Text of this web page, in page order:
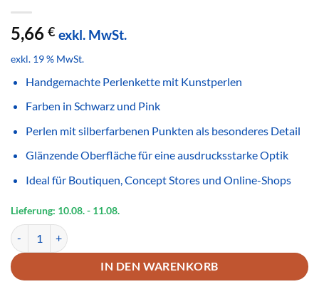
5,66 € exkl. MwSt.
exkl. 19 % MwSt.
Handgemachte Perlenkette mit Kunstperlen
Farben in Schwarz und Pink
Perlen mit silberfarbenen Punkten als besonderes Detail
Glänzende Oberfläche für eine ausdrucksstarke Optik
Ideal für Boutiquen, Concept Stores und Online-Shops
Lieferung: 10.08.- 11.08.
Handgemachte Perlenkette Schwarz Pink mit silberfarbenen
IN DEN WARENKORB